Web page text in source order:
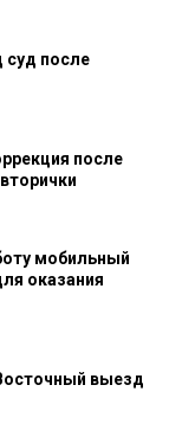
суд после
после
мобильный
оказания
выезд